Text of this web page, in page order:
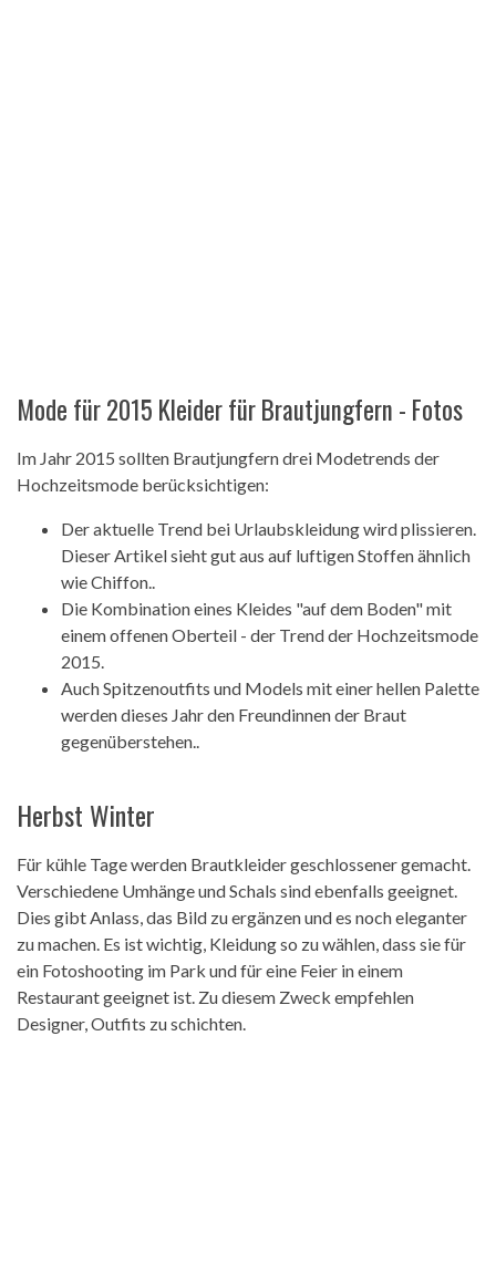
Mode für 2015 Kleider für Brautjungfern - Fotos
Im Jahr 2015 sollten Brautjungfern drei Modetrends der
Hochzeitsmode berücksichtigen:
Der aktuelle Trend bei Urlaubskleidung wird plissieren.
Dieser Artikel sieht gut aus auf luftigen Stoffen ähnlich
wie Chiffon..
Die Kombination eines Kleides "auf dem Boden" mit
einem offenen Oberteil - der Trend der Hochzeitsmode
2015.
Auch Spitzenoutfits und Models mit einer hellen Palette
werden dieses Jahr den Freundinnen der Braut
gegenüberstehen..
Herbst Winter
Für kühle Tage werden Brautkleider geschlossener gemacht.
Verschiedene Umhänge und Schals sind ebenfalls geeignet.
Dies gibt Anlass, das Bild zu ergänzen und es noch eleganter
zu machen. Es ist wichtig, Kleidung so zu wählen, dass sie für
ein Fotoshooting im Park und für eine Feier in einem
Restaurant geeignet ist. Zu diesem Zweck empfehlen
Designer, Outfits zu schichten.